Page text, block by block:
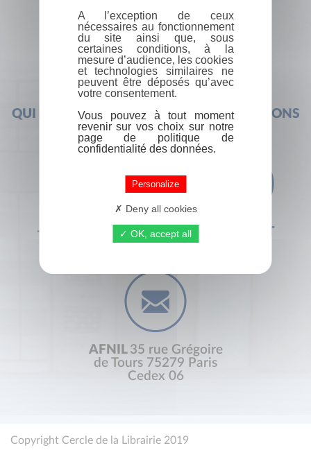
QUI SOMMES-NOUS ? FOIRE AUX QUESTIONS
+33 (0) 1 44 41 29 19 CONTACT
AFNIL 35 rue Grégoire
de Tours 75279 Paris
Cedex 06
Copyright Cercle de la Librairie 2019
A l’exception de ceux
nécessaires au fonctionnement
du site ainsi que, sous
certaines conditions, à la
mesure d’audience, les cookies
et technologies similaires ne
peuvent être déposés qu’avec
votre consentement.
Vous pouvez à tout moment
revenir sur vos choix sur notre
page de politique de
confidentialité des données.
Personalize
Deny all cookies
OK, accept all